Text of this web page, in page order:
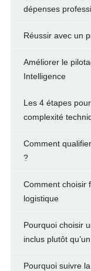
dépenses
Réussir avec un
Améliorer le
Intelligence
Les 4 étapes
complexité
Comment
?
Comment choisir
logistique
Pourquoi choisir
inclus plutôt
Pourquoi suivre